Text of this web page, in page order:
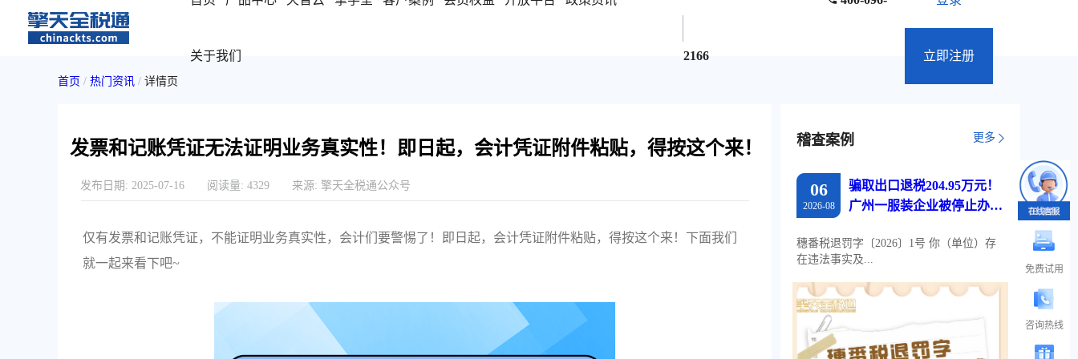
关于我们 2166 立即注册
首页 / 热门资讯 / 详情页
发票和记账凭证无法证明业务真实性！即日起，会计凭证附件粘贴，得按这个来！
发布日期: 2025-07-16 阅读量: 4329 来源: 擎天全税通公众号
仅有发票和记账凭证，不能证明业务真实性，会计们要警惕了！即日起，会计凭证附件粘贴，得按这个来！下面我们
就一起来看下吧~
稽查案例 更多
06
2026-08
骗取出口退税204.95万元！
广州一服装企业被停止办理
穗番税退罚字〔2026〕1号 你（单位）存
在违法事实及...
免费试用
咨询热线